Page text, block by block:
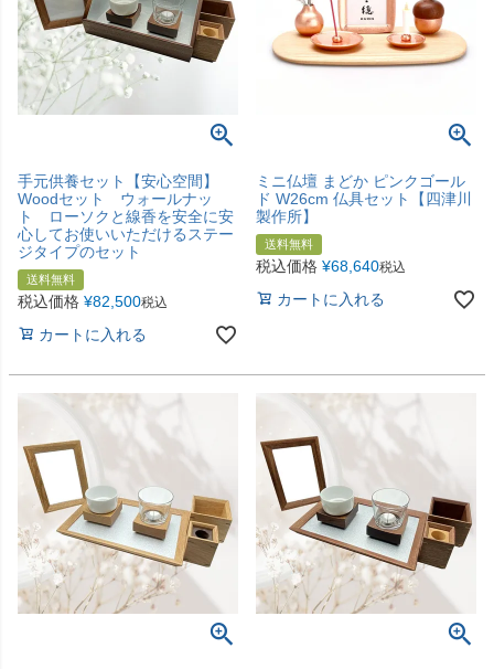
手元供養セット【安心空間】
Woodセット ウォールナッ
ト ローソクと線香を安全に安
心してお使いいただけるステー
ジタイプのセット
送料無料
税込価格 ¥82,500税込
カートに入れる
ミニ仏壇 まどか ピンクゴール
ド W26cm 仏具セット【四津川
製作所】
送料無料
税込価格 ¥68,640税込
カートに入れる